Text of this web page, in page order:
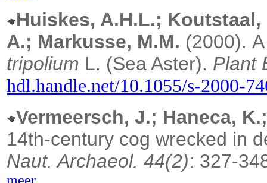
Huiskes, A.H.L.; Koutstaal,
A.; Markusse, M.M. (2000).
tripolium L. (Sea Aster). Plant
hdl.handle.net/10.1055/s-2000-
Vermeersch, J.; Haneca,
14th-century cog wrecked in
Naut. Archaeol. 44(2): 327-